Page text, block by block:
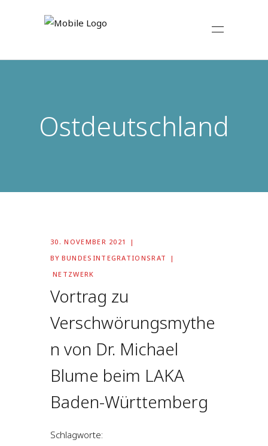
Ostdeutschland
30. NOVEMBER 2021
BY BUNDESINTEGRATIONSRAT
NETZWERK
Vortrag zu
Verschwörungsmythe
n von Dr. Michael
Blume beim LAKA
Baden-Württemberg
Schlagworte: